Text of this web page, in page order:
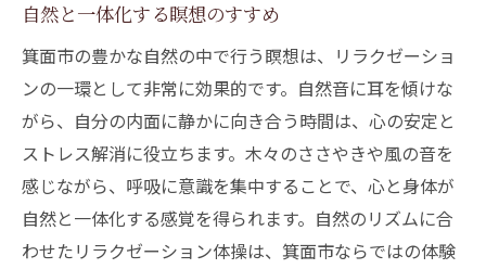
自然と一体化する瞑想のすすめ
箕面市の豊かな自然の中で行う瞑想は、リラクゼーショ
ンの一環として非常に効果的です。自然音に耳を傾けな
がら、自分の内面に静かに向き合う時間は、心の安定と
ストレス解消に役立ちます。木々のささやきや風の音を
感じながら、呼吸に意識を集中することで、心と身体が
自然と一体化する感覚を得られます。自然のリズムに合
わせたリラクゼーション体操は、箕面市ならではの体験